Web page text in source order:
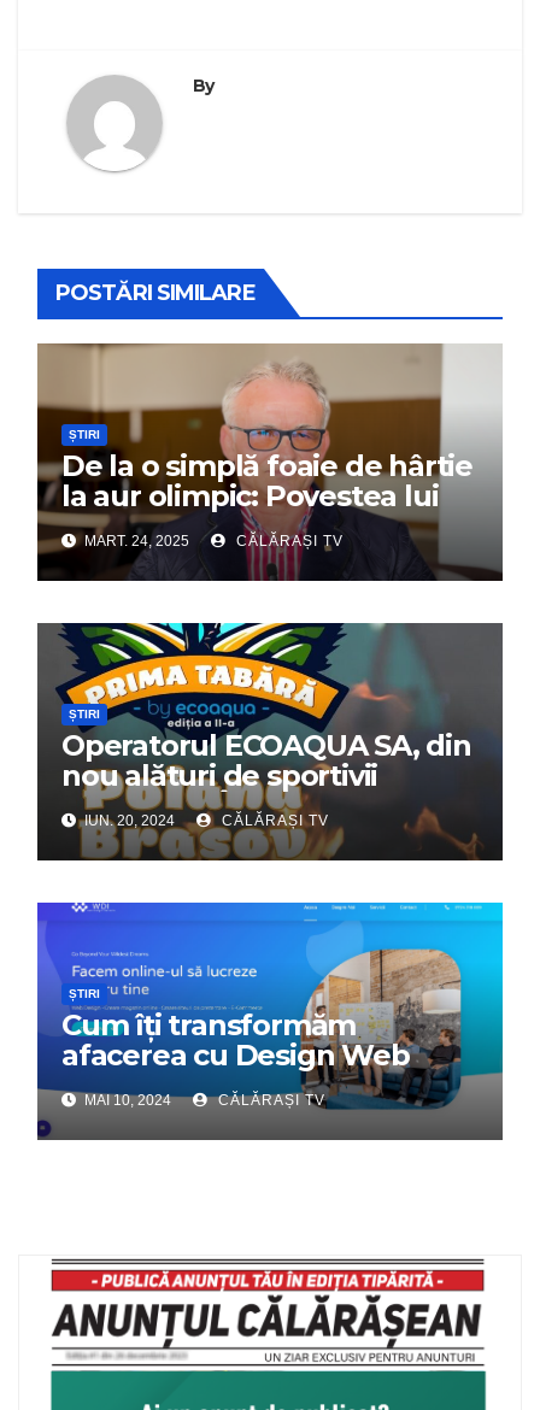
By
POSTĂRI SIMILARE
ȘTIRI
De la o simplă foaie de hârtie
la aur olimpic: Povestea lui
Dumitru Chirilă
MART. 24, 2025 CĂLĂRAȘI TV
ȘTIRI
Operatorul ECOAQUA SA, din
nou alături de sportivii
călărășeni. Începe „Prima
Tabără”!
IUN. 20, 2024 CĂLĂRAȘI TV
ȘTIRI
Cum îți transformăm
afacerea cu Design Web
Interactiv – Partenerul tău
digital de încredere
MAI 10, 2024 CĂLĂRAȘI TV